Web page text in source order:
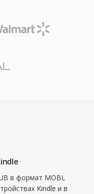
в формат MOBI,
Kindle и в